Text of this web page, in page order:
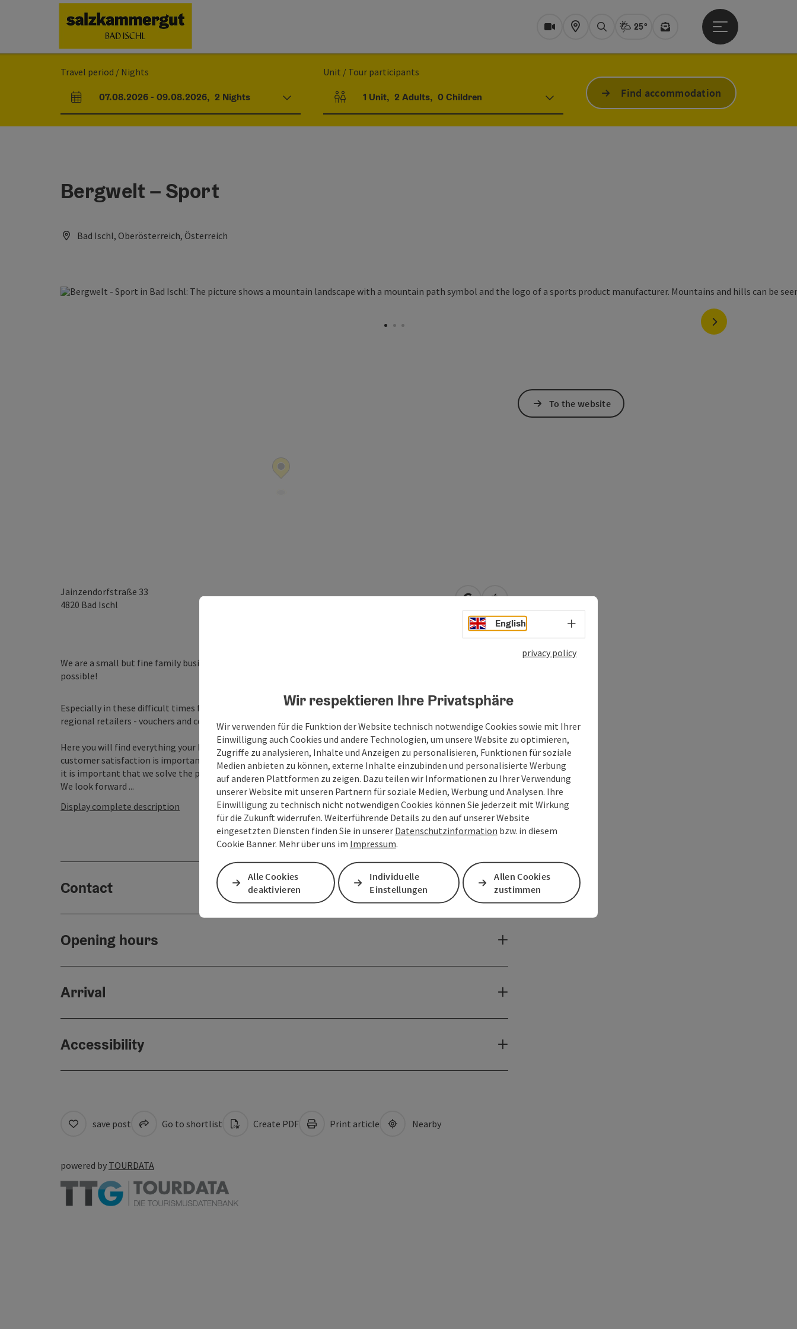
Webcams
KartesearchActual Weather Bad Ischl,
25°
Newsletter
Open main menu
Travel period / Nights
arrival and departure fields
07.08.2026- 09.08.2026, 2 Nights
Unit / Tour participants
Number of units and person fields
1 Unit, 2 Adults, 0Children Find accommodation
Bergwelt – Sport
Bad Ischl, Oberösterreich, Österreich
next slide
Jainzendorfstraße 33
4820 Bad Ischl
We are a small but fine family business with great attention to detail, have a small showroom - card payment
possible!
Especially in these difficult times for us small retailers, we would be delighted if you would support small
regional retailers - vouchers and contactless collection are no problem.
Here you will find everything your heart desires, from ice screws to mountain boots and clothing. Advice and
customer satisfaction is important to us and has top priority, even in turbulent times or when problems arise,
it is important that we solve the problems together to your satisfaction.
We look forward ...
Display complete description
Contact
Opening hours
Arrival
Accessibility
To the website
save post Go to shortlist Create PDF Print article Nearby
powered by TOURDATA
English Select language - Open menu
privacy policy
Wir respektieren Ihre Privatsphäre
Wir verwenden für die Funktion der Website technisch notwendige Cookies sowie mit Ihrer
Einwilligung auch Cookies und andere Technologien, um unsere Website zu optimieren,
Zugriffe zu analysieren, Inhalte und Anzeigen zu personalisieren, Funktionen für soziale
Medien anbieten zu können, externe Inhalte einzubinden und personalisierte Werbung
auf anderen Plattformen zu zeigen. Dazu teilen wir Informationen zu Ihrer Verwendung
unserer Website mit unseren Partnern für soziale Medien, Werbung und Analysen. Ihre
Einwilligung zu technisch nicht notwendigen Cookies können Sie jederzeit mit Wirkung
für die Zukunft widerrufen. Weiterführende Details zu den auf unserer Website
eingesetzten Diensten finden Sie in unserer Datenschutzinformation bzw. in diesem
Cookie Banner. Mehr über uns im Impressum.
Alle Cookies
deaktivieren
Individuelle
Einstellungen
Allen Cookies
zustimmen